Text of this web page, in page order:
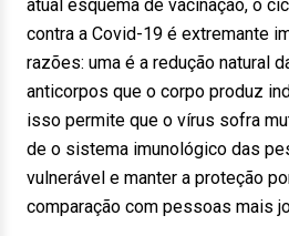
atual esquema de vacinação, o
contra a Covid-19 é extremante
razões: uma é a redução natural
anticorpos que o corpo produz
isso permite que o vírus sofra
de o sistema imunológico das
vulnerável e manter a proteção
comparação com pessoas mais